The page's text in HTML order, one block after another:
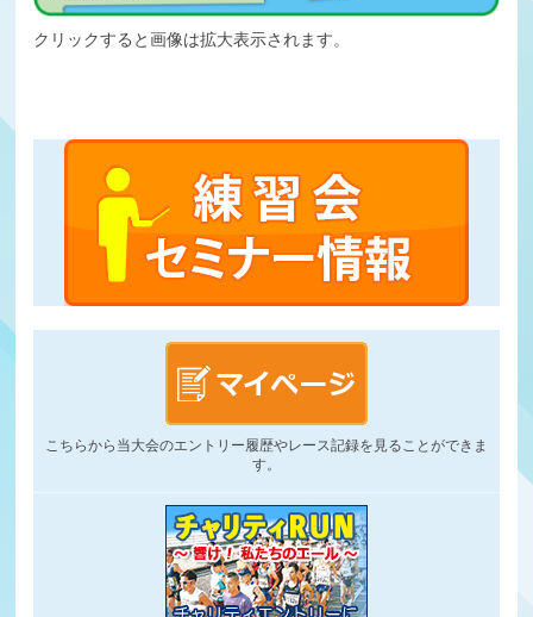
クリックすると画像は拡大表示されます。
こちらから当大会のエントリー履歴やレース記録を見ることができま
す。